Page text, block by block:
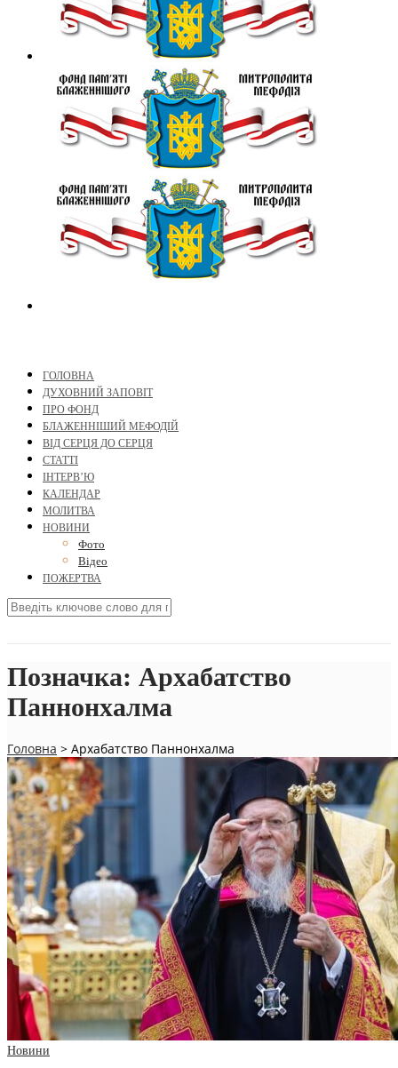
ГОЛОВНА
ДУХОВНИЙ ЗАПОВІТ
ПРО ФОНД
БЛАЖЕННІШИЙ МЕФОДІЙ
ВІД СЕРЦЯ ДО СЕРЦЯ
СТАТТІ
ІНТЕРВ’Ю
КАЛЕНДАР
МОЛИТВА
НОВИНИ
Фото
Відео
ПОЖЕРТВА
Позначка: Архабатство
Паннонхалма
Головна > Архабатство Паннонхалма
Новини